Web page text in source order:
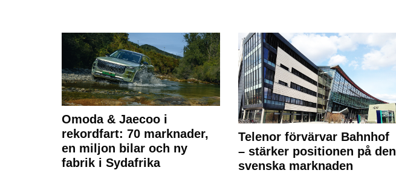
Omoda & Jaecoo i
rekordfart: 70 marknader,
en miljon bilar och ny
fabrik i Sydafrika
Telenor förvärvar Bahnhof
– stärker positionen på den
svenska marknaden